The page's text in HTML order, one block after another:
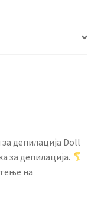
депилација Doll
за депилација.
на